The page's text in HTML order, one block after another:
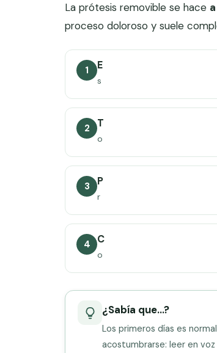
La prótesis removible se hace
proceso doloroso y suele
1 E
s
2 T
o
3 P
r
4 C
o
¿Sabía que…?
Los primeros días es
acostumbrarse: leer en